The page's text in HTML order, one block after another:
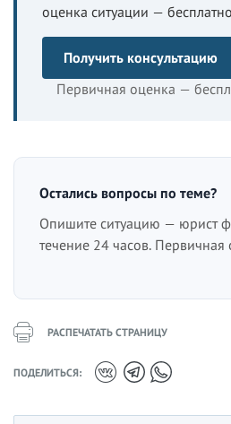
оценка ситуации —
Получить консультацию
Первичная оценка —
Остались вопросы по теме?
Опишите ситуацию — юрист
течение 24 часов.
РАСПЕЧАТАТЬ СТРАНИЦУ
ПОДЕЛИТЬСЯ: